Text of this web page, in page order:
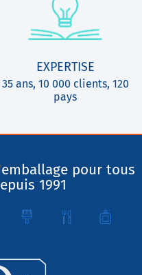
EXPERTISE
35 ans, 10 000 clients, 120
pays
pour tous
1991